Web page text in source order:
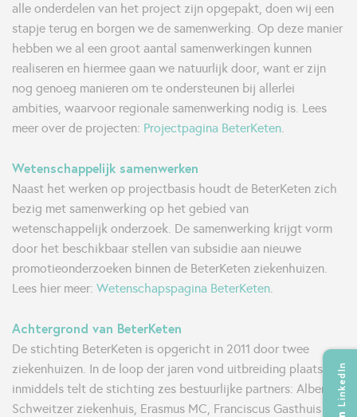
LinkedIn
alle onderdelen van het project zijn opgepakt, doen wij een
stapje terug en borgen we de samenwerking. Op deze manier
hebben we al een groot aantal samenwerkingen kunnen
realiseren en hiermee gaan we natuurlijk door, want er zijn
nog genoeg manieren om te ondersteunen bij allerlei
ambities, waarvoor regionale samenwerking nodig is. Lees
meer over de projecten: Projectpagina BeterKeten.
Wetenschappelijk samenwerken
Naast het werken op projectbasis houdt de BeterKeten zich
bezig met samenwerking op het gebied van
wetenschappelijk onderzoek. De samenwerking krijgt vorm
door het beschikbaar stellen van subsidie aan nieuwe
promotieonderzoeken binnen de BeterKeten ziekenhuizen.
Lees hier meer: Wetenschapspagina BeterKeten.
Achtergrond van BeterKeten
De stichting BeterKeten is opgericht in 2011 door twee
ziekenhuizen. In de loop der jaren vond uitbreiding plaats en
inmiddels telt de stichting zes bestuurlijke partners: Albert
Schweitzer ziekenhuis, Erasmus MC, Franciscus Gasthuis &